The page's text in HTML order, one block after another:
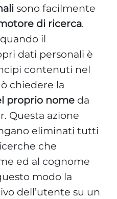
sono facilmente
di ricerca.
il
dati personali è
contenuti nel
chiedere la
proprio nome da
Questa azione
eliminati tutti
che
ed al cognome
modo la
dell’utente su un